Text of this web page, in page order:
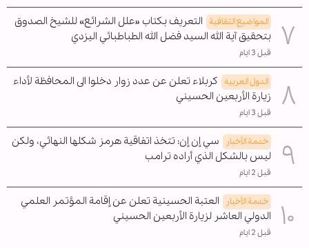
المواضیع الثقافية التعريف بكتاب «علل الشرائع» للشيخ الصدوق
بتحقيق آية الله السيد فضل الله الطباطبائي اليزدي
قبل 3 ايام
الدول العربیه كربلاء تعلن عن عدد زوار دخلوا الى المحافظة لأداء
زيارة الأربعين الحسيني
قبل 3 ايام
خدمة الأخبار
سي إن إن: تتخذ اتفاقية هرمز شكلها النهائي، ولكن
ليس بالشكل الذي أراده ترامب
قبل 2 ايام
خدمة الأخبار
العتبة الحسينية تعلن عن إقامة المؤتمر العلمي
الدولي العاشر لزيارة الأربعين الحسيني
قبل 2 ايام